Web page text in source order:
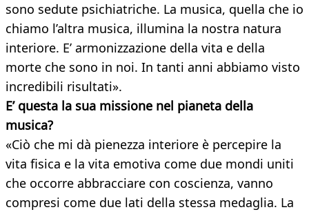
sono sedute psichiatriche. La musica, quella che io
chiamo l’altra musica, illumina la nostra natura
interiore. E’ armonizzazione della vita e della
morte che sono in noi. In tanti anni abbiamo visto
incredibili risultati».
E’ questa la sua missione nel pianeta della
musica?
«Ciò che mi dà pienezza interiore è percepire la
vita fisica e la vita emotiva come due mondi uniti
che occorre abbracciare con coscienza, vanno
compresi come due lati della stessa medaglia. La